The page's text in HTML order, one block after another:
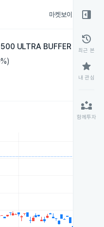
마켓보이스
ULTRA BUFFER - MAY
right_panel_open
history
최근 본
star
내 관심
partner_exchange
함께투자